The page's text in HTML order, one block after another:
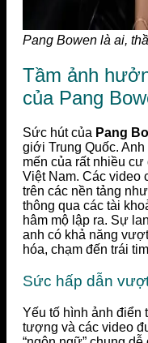
Pang Bowen là ai,
Tầm ảnh
của Pang
Sức hút của Pang
giới Trung Quốc.
mến của rất nhiều cư
Việt Nam. Các video
trên các nền tảng
thông qua các tài
hâm mộ lập ra. Sự
anh có khả năng
hóa, chạm đến trái
Sức hấp dẫn
Yếu tố hình ảnh điển
tượng và các video